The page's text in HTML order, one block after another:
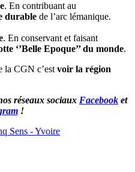
. En contribuant au
durable de l’arc lémanique.
. En conservant et faisant
‘’Belle Epoque’’ du monde.
la CGN c’est voir la région
réseaux sociaux Facebook et
!
Sens - Yvoire